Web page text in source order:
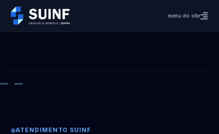
menu do site
ATENDIMENTO SUINF